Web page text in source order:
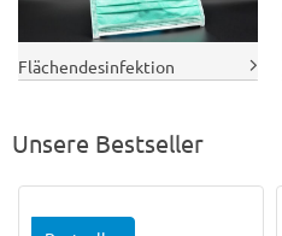
Flächendesinfektion
Unsere Bestseller